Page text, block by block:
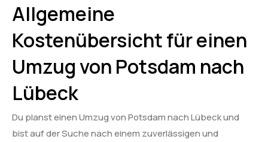
Allgemeine
Kostenübersicht für einen
Umzug von Potsdam nach
Lübeck
Du planst einen Umzug von Potsdam nach Lübeck und
bist auf der Suche nach einem zuverlässigen und